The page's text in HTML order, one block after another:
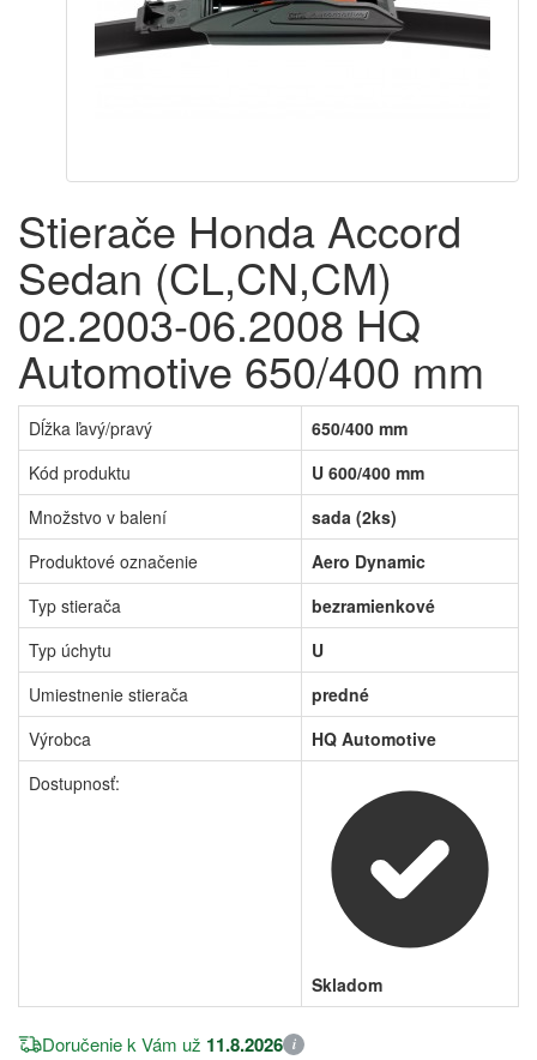
Stierače Honda Accord
Sedan (CL,CN,CM)
02.2003-06.2008 HQ
Automotive 650/400 mm
Dĺžka ľavý/pravý
650/400 mm
Kód produktu
U 600/400 mm
Množstvo v balení
sada (2ks)
Produktové označenie
Aero Dynamic
Typ stierača
bezramienkové
Typ úchytu
U
Umiestnenie stierača
predné
Výrobca
HQ Automotive
Dostupnosť:
Skladom
Doručenie k Vám už 11.8.2026 i